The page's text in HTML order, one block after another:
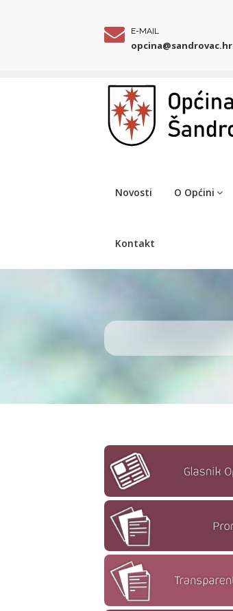
E-MAIL
opcina@sandrovac.hr
Novosti O Općini
Kontakt